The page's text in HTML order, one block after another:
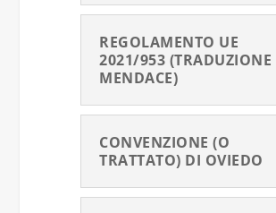
REGOLAMENTO UE
2021/953 (TRADUZIONE
MENDACE)
CONVENZIONE (O
TRATTATO) DI OVIEDO